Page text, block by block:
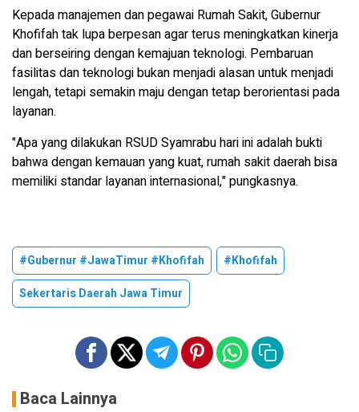
Kepada manajemen dan pegawai Rumah Sakit, Gubernur
Khofifah tak lupa berpesan agar terus meningkatkan kinerja
dan berseiring dengan kemajuan teknologi. Pembaruan
fasilitas dan teknologi bukan menjadi alasan untuk menjadi
lengah, tetapi semakin maju dengan tetap berorientasi pada
layanan.
"Apa yang dilakukan RSUD Syamrabu hari ini adalah bukti
bahwa dengan kemauan yang kuat, rumah sakit daerah bisa
memiliki standar layanan internasional," pungkasnya.
#Gubernur #JawaTimur #Khofifah
#Khofifah
Sekertaris Daerah Jawa Timur
Baca Lainnya